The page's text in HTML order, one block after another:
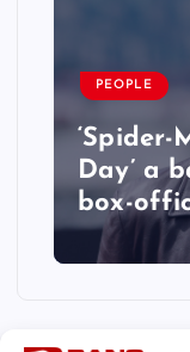
PEOPLE
‘Spider-
Day’ a
box-